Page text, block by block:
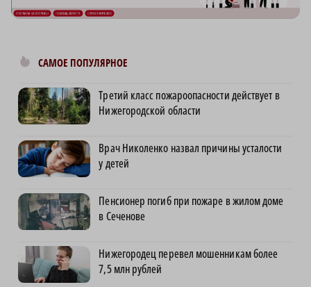
САМОЕ ПОПУЛЯРНОЕ
Третий класс пожароопасности действует в
Нижегородской области
Врач Николенко назвал причины усталости
у детей
Пенсионер погиб при пожаре в жилом доме
в Сеченове
Нижегородец перевел мошенникам более
7,5 млн рублей